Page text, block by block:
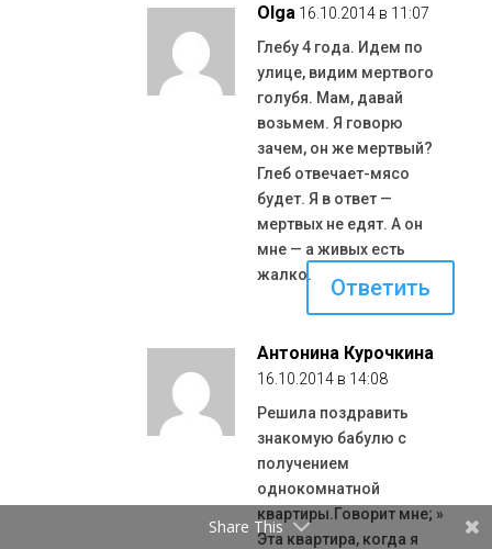
Olga 16.10.2014 в 11:07
Глебу 4 года. Идем по
улице, видим мертвого
голубя. Мам, давай
возьмем. Я говорю
зачем, он же мертвый?
Глеб отвечает-мясо
будет. Я в ответ —
мертвых не едят. А он
мне — а живых есть
жалко.
Ответить
Антонина Курочкина
16.10.2014 в 14:08
Решила поздравить
знакомую бабулю с
получением
однокомнатной
квартиры.Говорит мне; »
Эта квартира, когда я
Share This